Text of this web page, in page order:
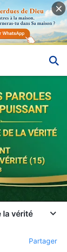
la vérité
Partager